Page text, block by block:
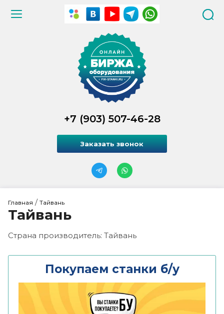
+7 (903) 507-46-28
Заказать звонок
Главная / Тайвань
Тайвань
Покупаем станки б/у
Страна производитель: Тайвань